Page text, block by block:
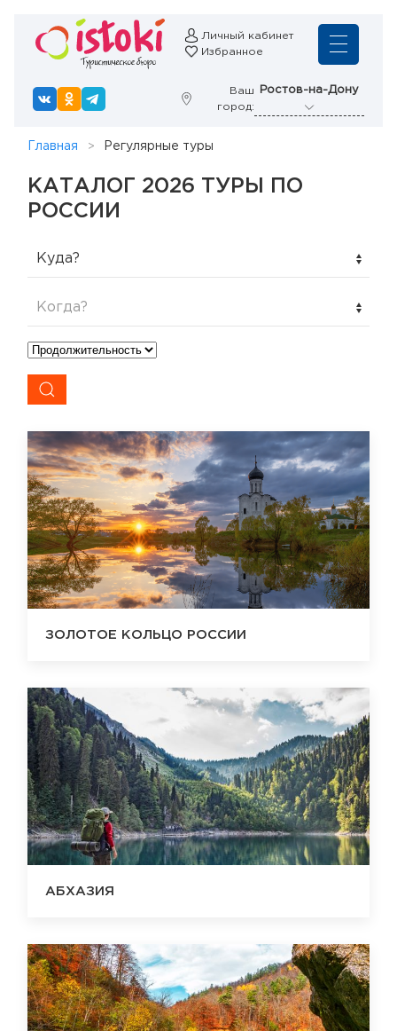
Личный кабинет
Избранное
Ваш
город:
Главная Регулярные туры
КАТАЛОГ 2026 ТУРЫ ПО
РОССИИ
Куда?
Когда?
ЗОЛОТОЕ КОЛЬЦО РОССИИ
АБХАЗИЯ